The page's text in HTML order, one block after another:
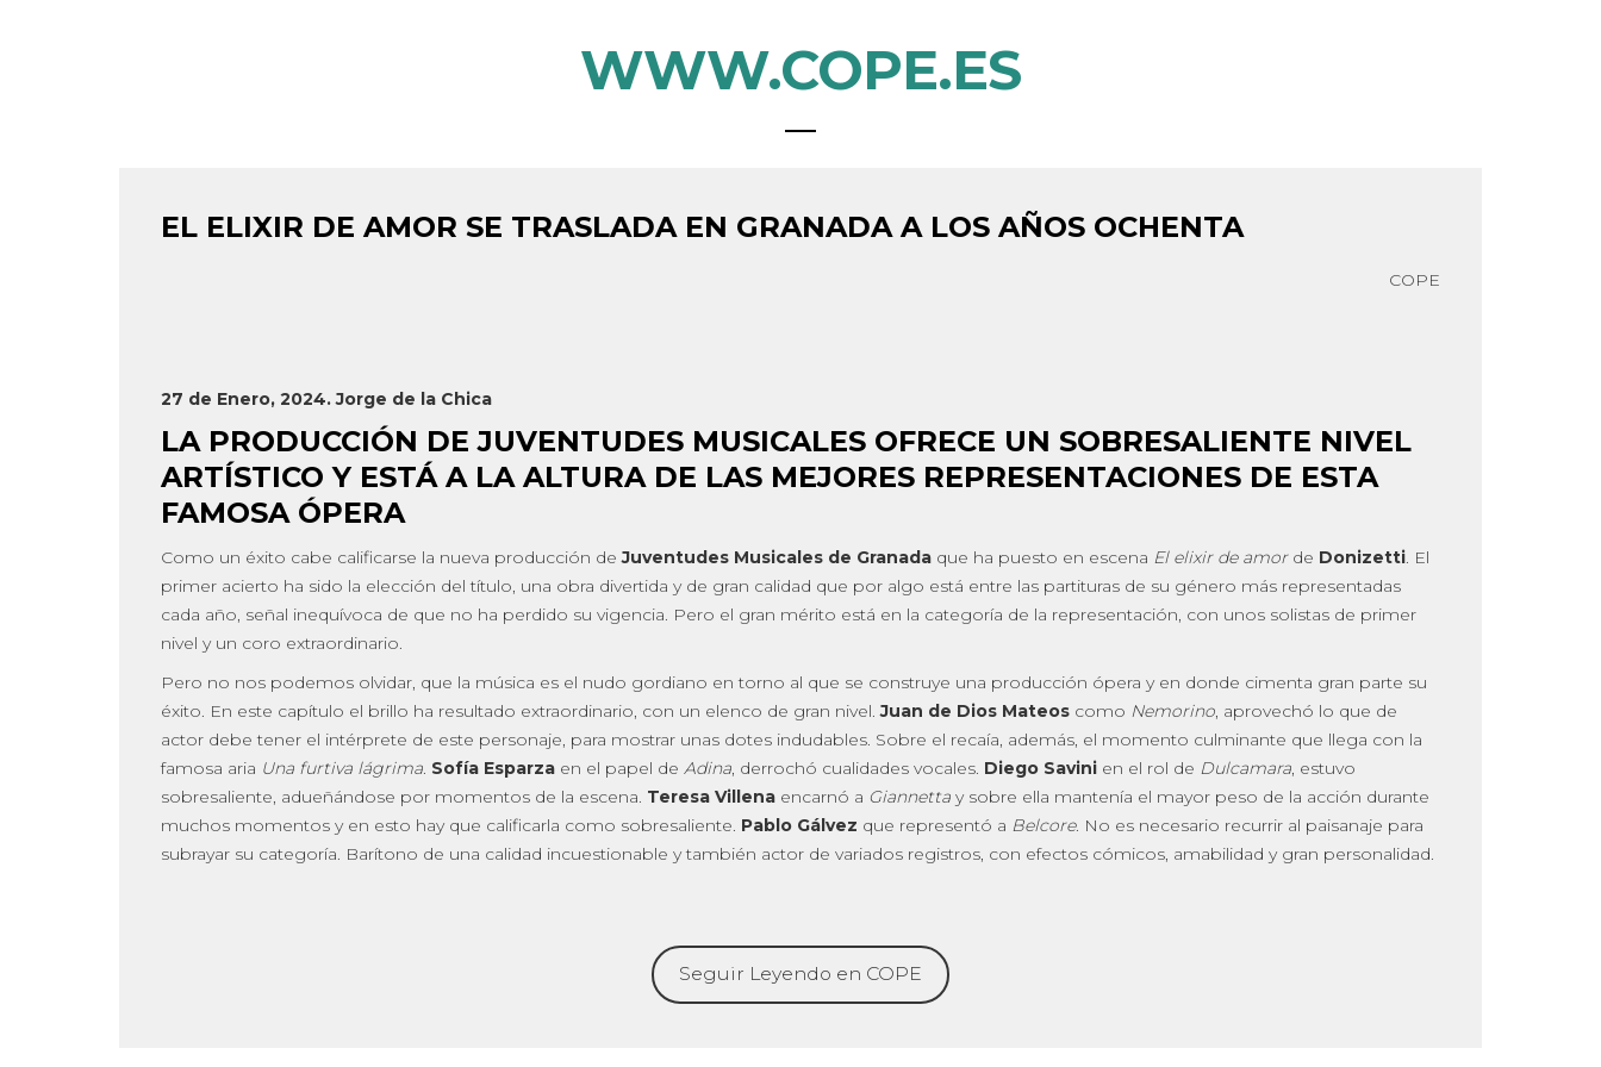
WWW.COPE.ES
EL ELIXIR DE AMOR SE TRASLADA EN GRANADA A LOS AÑOS OCHENTA
COPE
27 de Enero, 2024. Jorge de la Chica
LA PRODUCCIÓN DE JUVENTUDES MUSICALES OFRECE UN SOBRESALIENTE NIVEL
ARTÍSTICO Y ESTÁ A LA ALTURA DE LAS MEJORES REPRESENTACIONES DE ESTA
FAMOSA ÓPERA
Como un éxito cabe calificarse la nueva producción deJuventudes Musicales de Granada que ha puesto en escena El elixir de amorde Donizetti. El
primer acierto ha sido la elección del título, una obra divertida y de gran calidad que por algo está entre las partituras de su género más representadas
cada año, señal inequívoca de que no ha perdido su vigencia. Pero el gran mérito está en la categoría de la representación, con unos solistas de primer
nivel y un coro extraordinario.
Pero no nos podemos olvidar, que la música es el nudo gordiano en torno al que se construye una producción ópera y en donde cimenta gran parte su
éxito. En este capítulo el brillo ha resultado extraordinario, con un elenco de gran nivel.Juan de Dios Mateos como Nemorino, aprovechó lo que de
actor debe tener el intérprete de este personaje, para mostrar unas dotes indudables. Sobre el recaía, además, el momento culminante que llega con la
famosa aria Una furtiva lágrima. Sofía Esparza en el papel de Adina, derrochó cualidades vocales. Diego Savini en el rol de Dulcamara, estuvo
sobresaliente, adueñándose por momentos de la escena. Teresa Villena encarnó a Giannetta y sobre ella mantenía el mayor peso de la acción durante
muchos momentos y en esto hay que calificarla como sobresaliente. Pablo Gálvez que representó a Belcore. No es necesario recurrir al paisanaje para
subrayar su categoría. Barítono de una calidad incuestionable y también actor de variados registros, con efectos cómicos, amabilidad y gran personalidad.
Seguir Leyendo en COPE